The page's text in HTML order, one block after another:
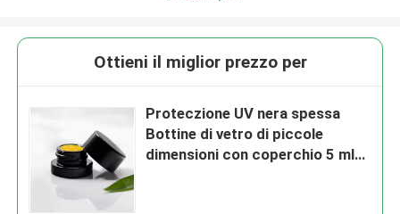
Ottieni il miglior prezzo per
Proteczione UV nera spessa
Bottine di vetro di piccole
dimensioni con coperchio 5 ml